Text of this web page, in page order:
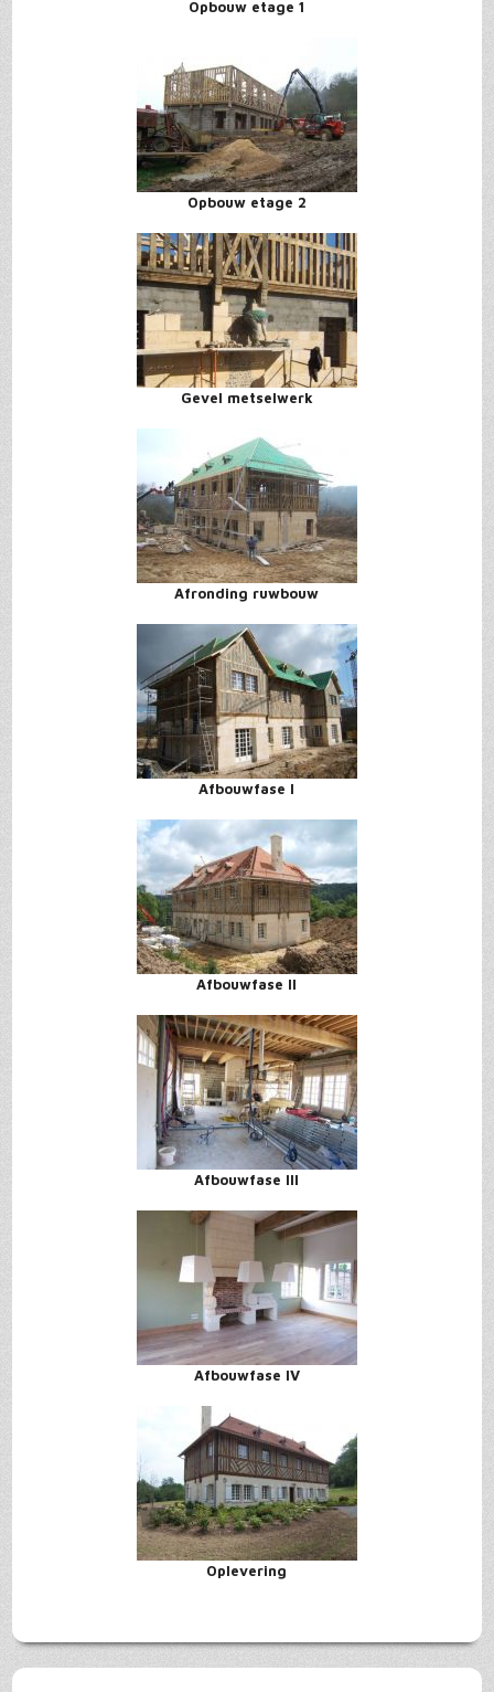
Opbouw etage 1
Opbouw etage 2
Gevel metselwerk
Afronding ruwbouw
Afbouwfase I
Afbouwfase II
Afbouwfase III
Afbouwfase IV
Oplevering